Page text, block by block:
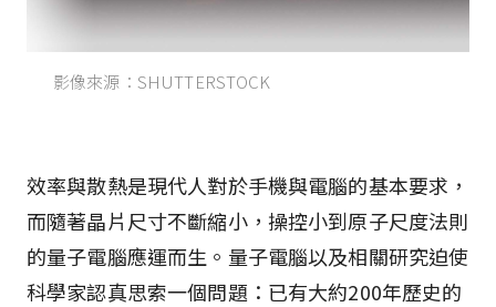
影像來源：SHUTTERSTOCK
效率與散熱是現代人對於手機與電腦的基本要求，
而隨著晶片尺寸不斷縮小，操控小到原子尺度法則
的量子電腦應運而生。量子電腦以及相關研究迫使
科學家認真思索一個問題：已有大約200年歷史的